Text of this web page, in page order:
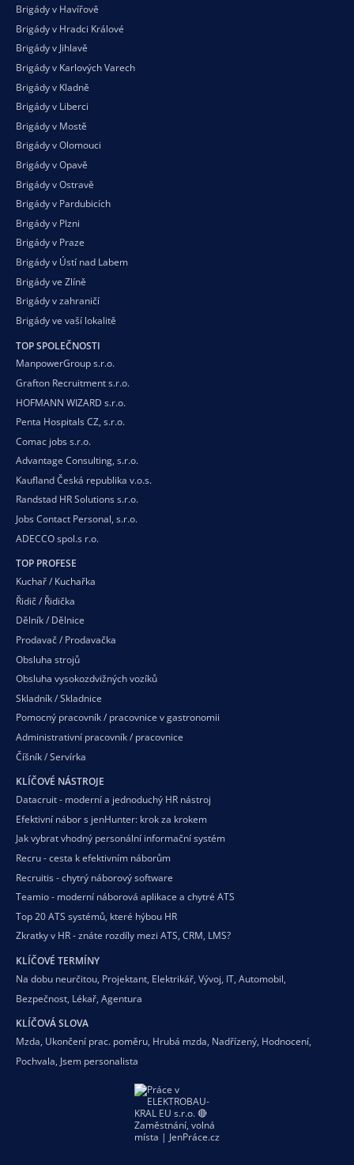
Brigády v Havířově
Brigády v Hradci Králové
Brigády v Jihlavě
Brigády v Karlových Varech
Brigády v Kladně
Brigády v Liberci
Brigády v Mostě
Brigády v Olomouci
Brigády v Opavě
Brigády v Ostravě
Brigády v Pardubicích
Brigády v Plzni
Brigády v Praze
Brigády v Ústí nad Labem
Brigády ve Zlíně
Brigády v zahraničí
Brigády ve vaší lokalitě
TOP SPOLEČNOSTI
ManpowerGroup s.r.o.
Grafton Recruitment s.r.o.
HOFMANN WIZARD s.r.o.
Penta Hospitals CZ, s.r.o.
Comac jobs s.r.o.
Advantage Consulting, s.r.o.
Kaufland Česká republika v.o.s.
Randstad HR Solutions s.r.o.
Jobs Contact Personal, s.r.o.
ADECCO spol.s r.o.
TOP PROFESE
Kuchař / Kuchařka
Řidič / Řidička
Dělník / Dělnice
Prodavač / Prodavačka
Obsluha strojů
Obsluha vysokozdvižných vozíků
Skladník / Skladnice
Pomocný pracovník / pracovnice v gastronomii
Administrativní pracovník / pracovnice
Číšník / Servírka
KLÍČOVÉ NÁSTROJE
Datacruit - moderní a jednoduchý HR nástroj
Efektivní nábor s jenHunter: krok za krokem
Jak vybrat vhodný personální informační systém
Recru - cesta k efektivním náborům
Recruitis - chytrý náborový software
Teamio - moderní náborová aplikace a chytré ATS
Top 20 ATS systémů, které hýbou HR
Zkratky v HR - znáte rozdíly mezi ATS, CRM, LMS?
KLÍČOVÉ TERMÍNY
Na dobu neurčitou, Projektant, Elektrikář, Vývoj, IT, Automobil,
Bezpečnost, Lékař, Agentura
KLÍČOVÁ SLOVA
Mzda, Ukončení prac. poměru, Hrubá mzda, Nadřízený, Hodnocení,
Pochvala, Jsem personalista